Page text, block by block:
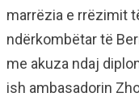
marrëzia e rrëzimit
ndërkombëtar të
me akuza ndaj
ish ambasadorin